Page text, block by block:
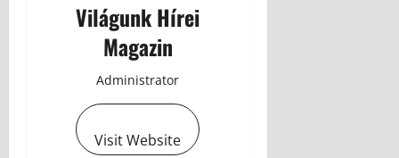
Világunk Hírei
Magazin
Administrator
Visit Website